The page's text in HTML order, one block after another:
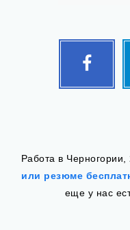
Facebook
Работа в
или резюме
еще у нас